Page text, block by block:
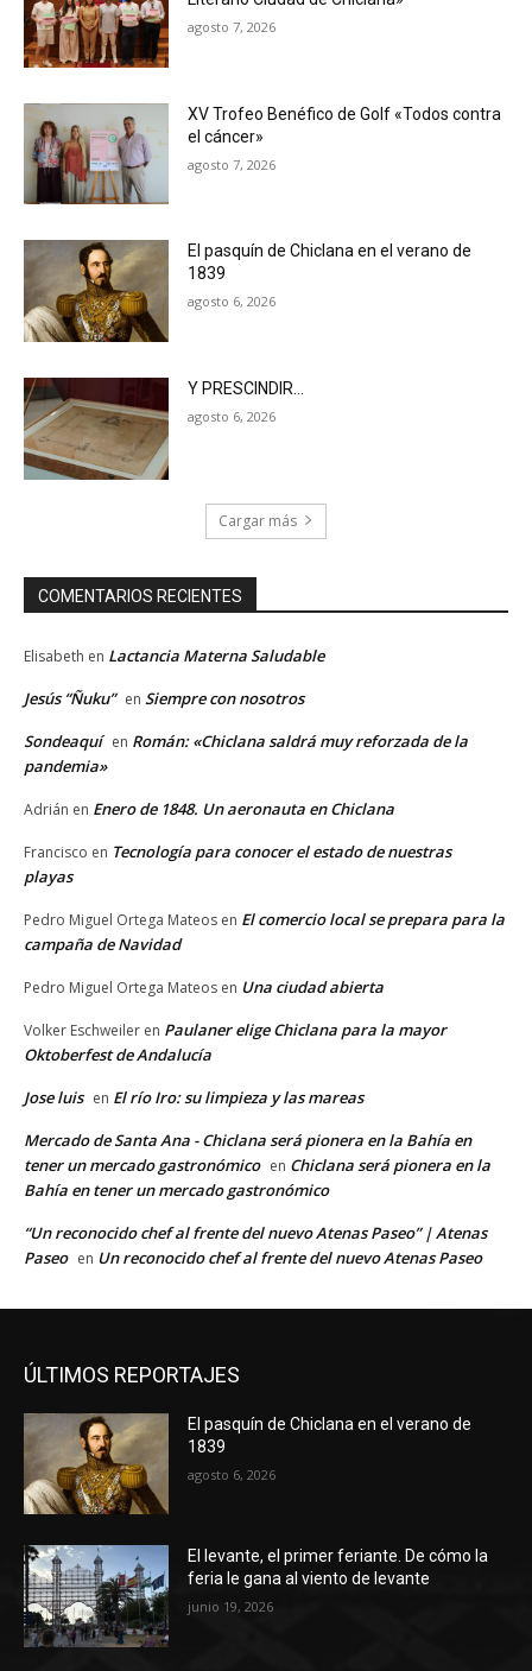
agosto 7, 2026
XV Trofeo Benéfico de Golf «Todos contra
el cáncer»
agosto 7, 2026
El pasquín de Chiclana en el verano de
1839
agosto 6, 2026
Y PRESCINDIR…
agosto 6, 2026
Cargar más
COMENTARIOS RECIENTES
Elisabeth en Lactancia Materna Saludable
Jesús “Ñuku” en Siempre con nosotros
Sondeaquí en Román: «Chiclana saldrá muy reforzada de la
pandemia»
Adrián en Enero de 1848. Un aeronauta en Chiclana
Francisco en Tecnología para conocer el estado de nuestras
playas
Pedro Miguel Ortega Mateos en El comercio local se prepara para la
campaña de Navidad
Pedro Miguel Ortega Mateos en Una ciudad abierta
Volker Eschweiler en Paulaner elige Chiclana para la mayor
Oktoberfest de Andalucía
Jose luis en El río Iro: su limpieza y las mareas
Mercado de Santa Ana - Chiclana será pionera en la Bahía en
tener un mercado gastronómico en Chiclana será pionera en la
Bahía en tener un mercado gastronómico
“Un reconocido chef al frente del nuevo Atenas Paseo” | Atenas
Paseo en Un reconocido chef al frente del nuevo Atenas Paseo
ÚLTIMOS REPORTAJES
El pasquín de Chiclana en el verano de
1839
agosto 6, 2026
El levante, el primer feriante. De cómo la
feria le gana al viento de levante
junio 19, 2026